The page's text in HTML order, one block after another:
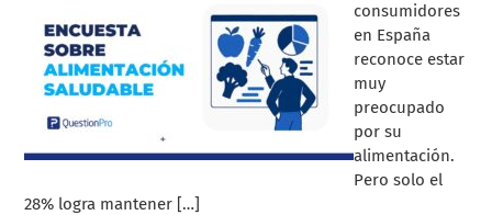
consumidores
en España
reconoce estar
muy
preocupado
por su
alimentación.
Pero solo el
28% logra mantener […]